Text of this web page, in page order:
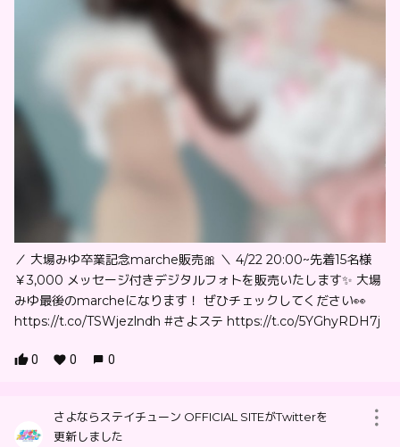
／ 大場みゆ卒業記念marche販売🎀 ＼ 4/22 20:00~先着15名様
￥3,000 メッセージ付きデジタルフォトを販売いたします✨ 大場
みゆ最後のmarcheになります！ ぜひチェックしてください👀
https://t.co/TSWjezlndh #さよステ https://t.co/5YGhyRDH7j
0 0 0
さよならステイチューン OFFICIAL SITEがTwitterを
更新しました